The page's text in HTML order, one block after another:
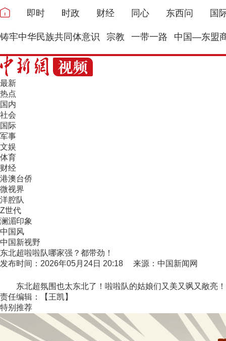
即时 时政 财经 同心 东西问 国
铸牢中华民族共同体意识 宗教 一带一路 中国—东盟
最新
热点
国内
社会
国际
军事
文娱
体育
财经
港澳台侨
微视界
洋腔队
Z世代
澜湄印象
中国风
中国新视野
东北超啦啦队哪家强？都带劲！
发布时间：2026年05月24日 20:18 来源：中国新闻网
东北超氛围也太东北了！啦啦队的姑娘们又美又飒又敞亮！
责任编辑：【王凯】
特别推荐